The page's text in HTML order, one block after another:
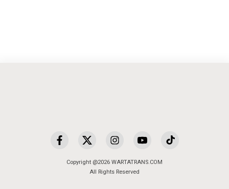
Copyright @2026 WARTATRANS.COM
All Rights Reserved